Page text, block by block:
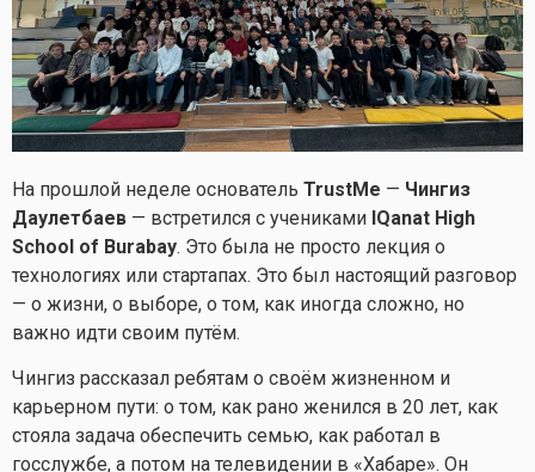
На прошлой неделе основатель TrustMe — Чингиз
Даулетбаев — встретился с учениками IQanat High
School of Burabay. Это была не просто лекция о
технологиях или стартапах. Это был настоящий разговор
— о жизни, о выборе, о том, как иногда сложно, но
важно идти своим путём.
Чингиз рассказал ребятам о своём жизненном и
карьерном пути: о том, как рано женился в 20 лет, как
стояла задача обеспечить семью, как работал в
госслужбе, а потом на телевидении в «Хабаре». Он